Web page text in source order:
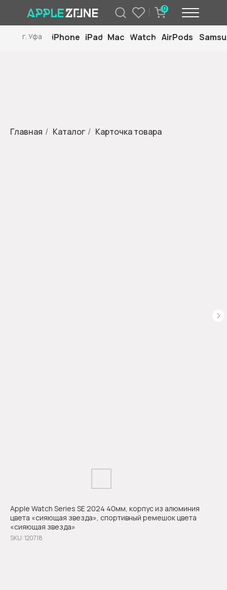
0
iPhone iPad Mac Watch AirPods
г. Уфа
Главная / Каталог / Карточка товара
Apple Watch Series SE 2024 40мм, корпус из алюминия
цвета «сияющая звезда», спортивный ремешок цвета
«сияющая звезда»
SKU:120718